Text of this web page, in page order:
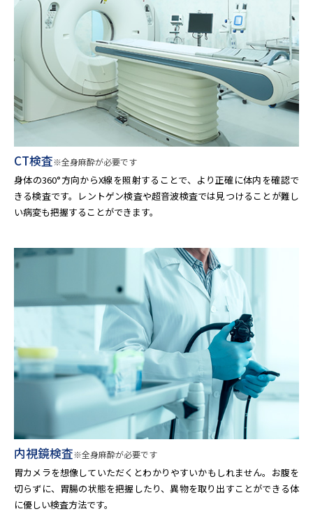
CT検査※全身麻酔が必要です
身体の360°方向からX線を照射することで、より正確に体内を確認で
きる検査です。レントゲン検査や超音波検査では見つけることが難し
い病変も把握することができます。
内視鏡検査※全身麻酔が必要です
胃カメラを想像していただくとわかりやすいかもしれません。お腹を
切らずに、胃腸の状態を把握したり、異物を取り出すことができる体
に優しい検査方法です。